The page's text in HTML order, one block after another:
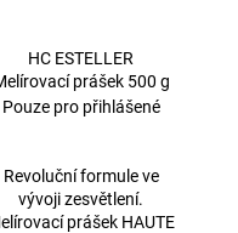
HC ESTELLER
prášek 500 g
Pouze pro přihlášené
Revoluční formule ve
vývoji zesvětlení.
prášek HAUTE